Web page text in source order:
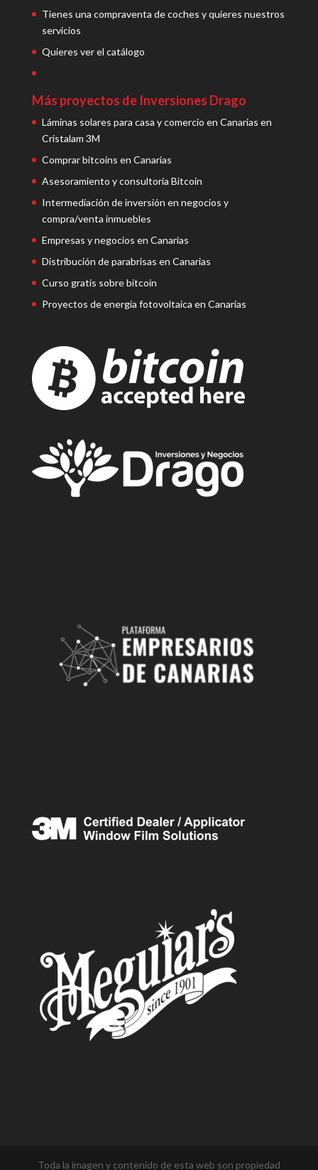
Tienes una compraventa de coches y quieres nuestros
servicios
Quieres ver el catálogo
Más proyectos de Inversiones Drago
Láminas solares para casa y comercio en Canarias en
Cristalam 3M
Comprar bitcoins en Canarias
Asesoramiento y consultoría Bitcoin
Intermediación de inversión en negocios y
compra/venta inmuebles
Empresas y negocios en Canarias
Distribución de parabrisas en Canarias
Curso gratis sobre bitcoin
Proyectos de energía fotovoltaica en Canarias
Toda la imagen y contenido de esta web son propiedad